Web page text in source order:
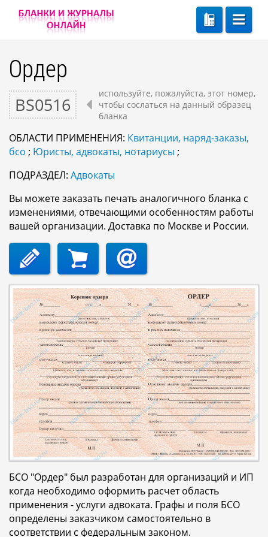
Ордер
BS0516
используйте, пожалуйста, этот номер,
чтобы сослаться на данный образец
бланка
ОБЛАСТИ ПРИМЕНЕНИЯ: Квитанции, наряд-заказы,
бсо ; Юристы, адвокаты, нотариусы ;
ПОДРАЗДЕЛ: Адвокаты
Вы можете заказать печать аналогичного бланка с
изменениями, отвечающими особенностям работы
вашей организации. Доставка по Москве и России.
БСО "Ордер" был разработан для организаций и ИП
когда необходимо оформить расчет область
применения - услуги адвоката. Графы и поля БСО
определены заказчиком самостоятельно в
соответствии с федеральным законом.